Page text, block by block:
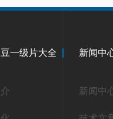
一级片大全 新闻中
新闻中